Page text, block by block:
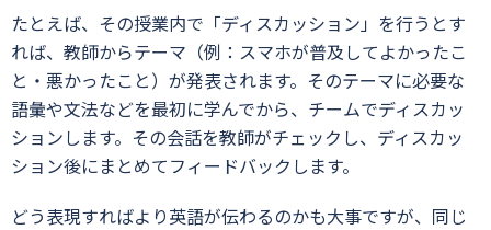
たとえば、その授業内で「ディスカッション」を行うとす
れば、教師からテーマ（例：スマホが普及してよかったこ
と・悪かったこと）が発表されます。そのテーマに必要な
語彙や文法などを最初に学んでから、チームでディスカッ
ションします。その会話を教師がチェックし、ディスカッ
ション後にまとめてフィードバックします。
どう表現すればより英語が伝わるのかも大事ですが、同じ